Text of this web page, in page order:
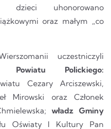
dzieci uhonorowano
oraz małym „co
uczestniczyli
Powiatu Polickiego:
Cezary Arciszewski,
Mirowski oraz Członek
władz Gminy
Oświaty I Kultury Pan